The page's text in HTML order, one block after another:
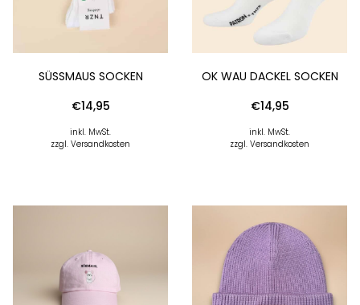
SÜSSMAUS SOCKEN
€14,95
inkl. MwSt.
zzgl. Versandkosten
OK WAU DACKEL SOCKEN
€14,95
inkl. MwSt.
zzgl. Versandkosten